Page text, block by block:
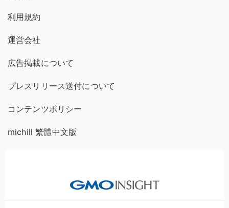
利用規約
運営会社
広告掲載について
プレスリリース送付について
コンテンツポリシー
michill 繁體中文版